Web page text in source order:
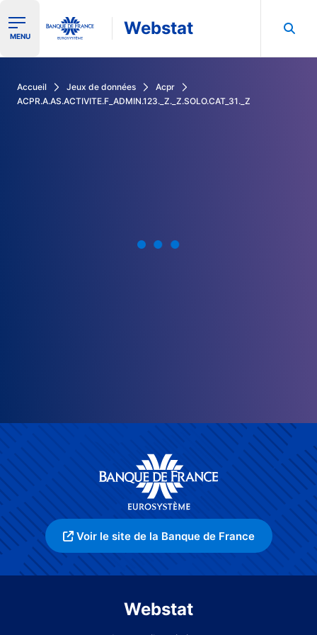
Ouvrir le menu de navigation
MENU Webstat
Accueil Jeux de données
Acpr
ACPR.A.AS.ACTIVITE.F_ADMIN.123._Z._Z.SOLO.CAT_31._Z
Voir le site de la Banque de France
Webstat